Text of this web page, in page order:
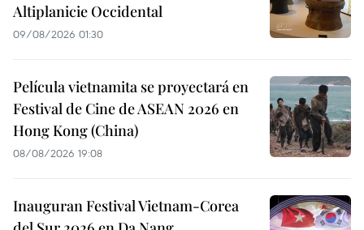
Altiplanicie Occidental
09/08/2026 01:30
Película vietnamita se proyectará en
Festival de Cine de ASEAN 2026 en
Hong Kong (China)
08/08/2026 19:08
Inauguran Festival Vietnam-Corea